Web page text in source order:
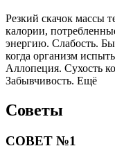
Резкий скачок массы
калории,
энергию. Слабость.
когда организм
Аллопеция. Сухость
Забывчивость. Ещё
Советы
СОВЕТ №1